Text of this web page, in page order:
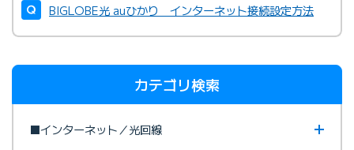
BIGLOBE光 auひかり インターネット接続設定方法
カテゴリ検索
■インターネット／光回線